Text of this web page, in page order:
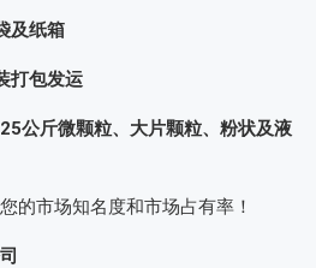
及纸箱
打包发运
公斤微颗粒、大片颗粒、粉状及液
的市场知名度和市场占有率！